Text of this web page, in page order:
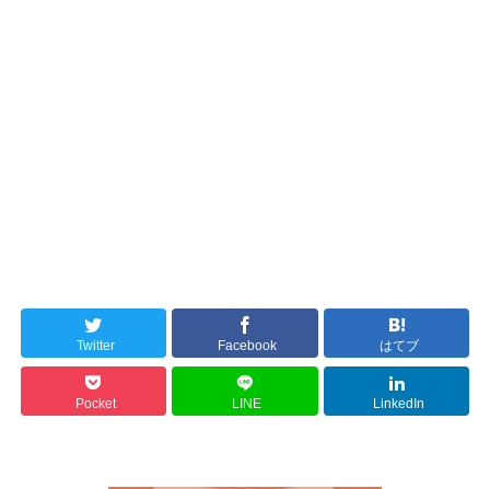
Twitter Facebook はてブ
Pocket LINE LinkedIn